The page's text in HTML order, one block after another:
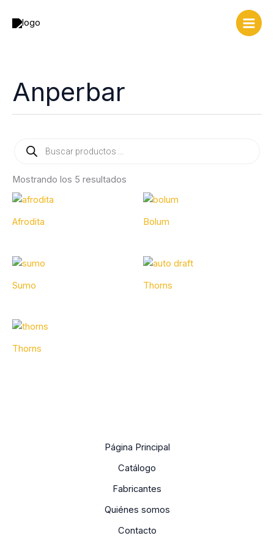
Anperbar
productos
Mostrando los 5 resultados
Afrodita Bolum
Sumo Thorns
Thorns
Página Principal
Catálogo
Fabricantes
Quiénes somos
Contacto